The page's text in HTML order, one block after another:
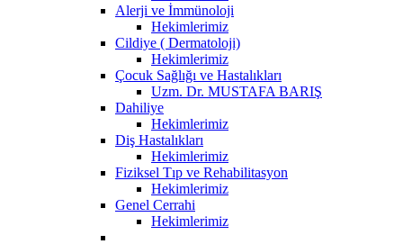
Alerji ve İmmünoloji
Hekimlerimiz
Cildiye ( Dermatoloji)
Hekimlerimiz
Çocuk Sağlığı ve Hastalıkları
Uzm. Dr. MUSTAFA BARIŞ
Dahiliye
Hekimlerimiz
Diş Hastalıkları
Hekimlerimiz
Fiziksel Tıp ve Rehabilitasyon
Hekimlerimiz
Genel Cerrahi
Hekimlerimiz